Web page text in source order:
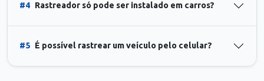
#4 Rastreador só pode ser instalado em carros?
#5 É possível rastrear um veículo pelo celular?